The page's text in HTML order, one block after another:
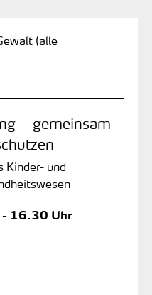
(alle
– gemeinsam
Kinder- und
16.30 Uhr